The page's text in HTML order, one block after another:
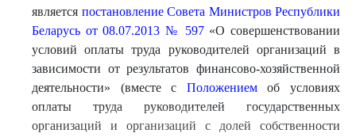
является постановление Совета Министров Республики
Беларусь от 08.07.2013 № 597«О совершенствовании
условий оплаты труда руководителей организаций в
зависимости от результатов финансово-хозяйственной
деятельности» (вместе с Положениемоб условиях
оплаты труда руководителей государственных
организаций и организаций с долей собственности